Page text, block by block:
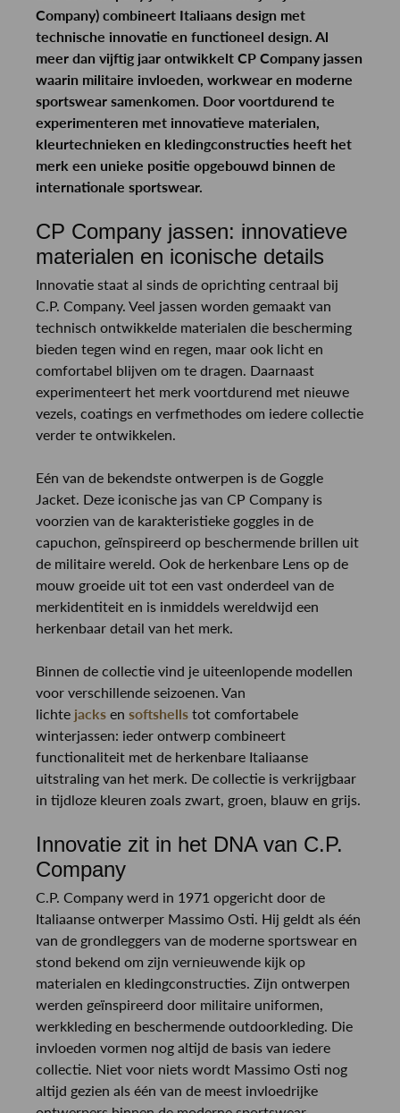
Company) combineert Italiaans design met
technische innovatie en functioneel design. Al
meer dan vijftig jaar ontwikkelt CP Company jassen
waarin militaire invloeden, workwear en moderne
sportswear samenkomen. Door voortdurend te
experimenteren met innovatieve materialen,
kleurtechnieken en kledingconstructies heeft het
merk een unieke positie opgebouwd binnen de
internationale sportswear.
CP Company jassen: innovatieve
materialen en iconische details
Innovatie staat al sinds de oprichting centraal bij
C.P. Company. Veel jassen worden gemaakt van
technisch ontwikkelde materialen die bescherming
bieden tegen wind en regen, maar ook licht en
comfortabel blijven om te dragen. Daarnaast
experimenteert het merk voortdurend met nieuwe
vezels, coatings en verfmethodes om iedere collectie
verder te ontwikkelen.
Eén van de bekendste ontwerpen is de Goggle
Jacket. Deze iconische jas van CP Company is
voorzien van de karakteristieke goggles in de
capuchon, geïnspireerd op beschermende brillen uit
de militaire wereld. Ook de herkenbare Lens op de
mouw groeide uit tot een vast onderdeel van de
merkidentiteit en is inmiddels wereldwijd een
herkenbaar detail van het merk.
Binnen de collectie vind je uiteenlopende modellen
voor verschillende seizoenen. Van
lichte jacks en softshells tot comfortabele
winterjassen: ieder ontwerp combineert
functionaliteit met de herkenbare Italiaanse
uitstraling van het merk. De collectie is verkrijgbaar
in tijdloze kleuren zoals zwart, groen, blauw en grijs.
Innovatie zit in het DNA van C.P.
Company
C.P. Company werd in 1971 opgericht door de
Italiaanse ontwerper Massimo Osti. Hij geldt als één
van de grondleggers van de moderne sportswear en
stond bekend om zijn vernieuwende kijk op
materialen en kledingconstructies. Zijn ontwerpen
werden geïnspireerd door militaire uniformen,
werkkleding en beschermende outdoorkleding. Die
invloeden vormen nog altijd de basis van iedere
collectie. Niet voor niets wordt Massimo Osti nog
altijd gezien als één van de meest invloedrijke